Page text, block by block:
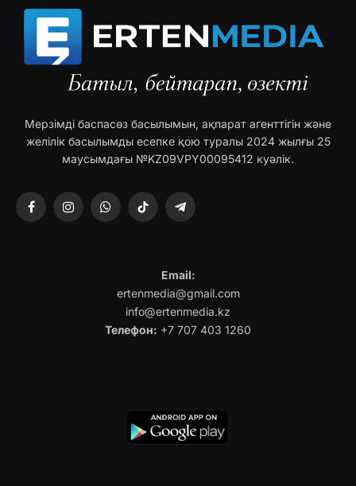
Мерзімді баспасөз басылымын, ақпарат агенттігін және
желілік басылымды есепке қою туралы 2024 жылғы 25
маусымдағы №KZ09VPY00095412 куәлік.
FacebookInstagramWhatsAppTikTok Telegram
Email:
ertenmedia@gmail.com
info@ertenmedia.kz
Телефон: +7 707 403 1260